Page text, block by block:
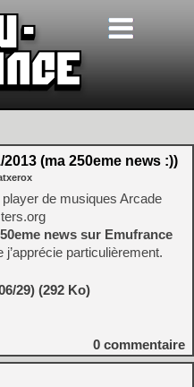
2013 (ma 250eme news :))
de musiques Arcade
news sur Emufrance
particulièrement.
29) (292 Ko)
0 commentaire